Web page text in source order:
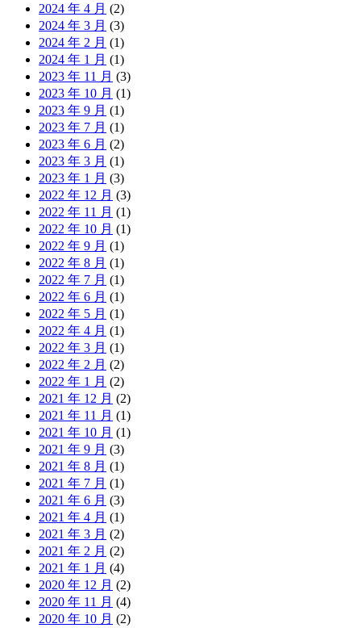
2024 年 4 月 (2)
2024 年 3 月 (3)
2024 年 2 月 (1)
2024 年 1 月 (1)
2023 年 11 月 (3)
2023 年 10 月 (1)
2023 年 9 月 (1)
2023 年 7 月 (1)
2023 年 6 月 (2)
2023 年 3 月 (1)
2023 年 1 月 (3)
2022 年 12 月 (3)
2022 年 11 月 (1)
2022 年 10 月 (1)
2022 年 9 月 (1)
2022 年 8 月 (1)
2022 年 7 月 (1)
2022 年 6 月 (1)
2022 年 5 月 (1)
2022 年 4 月 (1)
2022 年 3 月 (1)
2022 年 2 月 (2)
2022 年 1 月 (2)
2021 年 12 月 (2)
2021 年 11 月 (1)
2021 年 10 月 (1)
2021 年 9 月 (3)
2021 年 8 月 (1)
2021 年 7 月 (1)
2021 年 6 月 (3)
2021 年 4 月 (1)
2021 年 3 月 (2)
2021 年 2 月 (2)
2021 年 1 月 (4)
2020 年 12 月 (2)
2020 年 11 月 (4)
2020 年 10 月 (2)